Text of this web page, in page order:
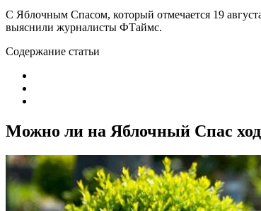
С Яблочным Спасом, который отмечается 19
выяснили журналисты ФТаймс.
Содержание статьи
Можно ли на Яблочный Спас